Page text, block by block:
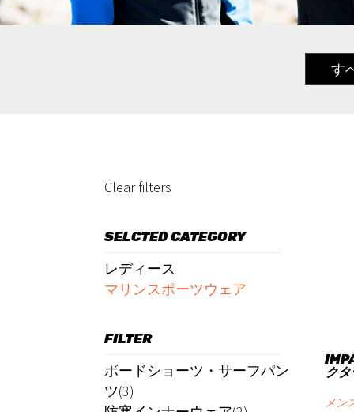
す
Clear filters
SELCTED CATEGORY
レディース
マリンスポーツウェア
FILTER
ボードショーツ・サーフパン
ツ(3)
ク
メン